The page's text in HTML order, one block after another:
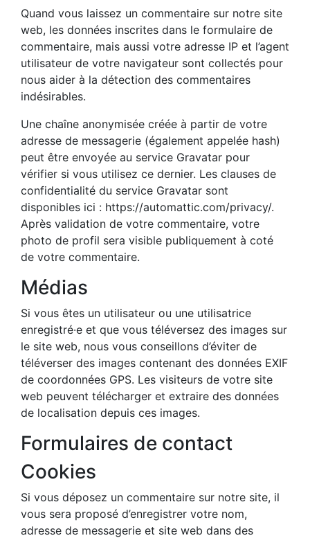
Quand vous laissez un commentaire sur notre site
web, les données inscrites dans le formulaire de
commentaire, mais aussi votre adresse IP et l’agent
utilisateur de votre navigateur sont collectés pour
nous aider à la détection des commentaires
indésirables.
Une chaîne anonymisée créée à partir de votre
adresse de messagerie (également appelée hash)
peut être envoyée au service Gravatar pour
vérifier si vous utilisez ce dernier. Les clauses de
confidentialité du service Gravatar sont
disponibles ici : https://automattic.com/privacy/.
Après validation de votre commentaire, votre
photo de profil sera visible publiquement à coté
de votre commentaire.
Médias
Si vous êtes un utilisateur ou une utilisatrice
enregistré·e et que vous téléversez des images sur
le site web, nous vous conseillons d’éviter de
téléverser des images contenant des données EXIF
de coordonnées GPS. Les visiteurs de votre site
web peuvent télécharger et extraire des données
de localisation depuis ces images.
Formulaires de contact
Cookies
Si vous déposez un commentaire sur notre site, il
vous sera proposé d’enregistrer votre nom,
adresse de messagerie et site web dans des